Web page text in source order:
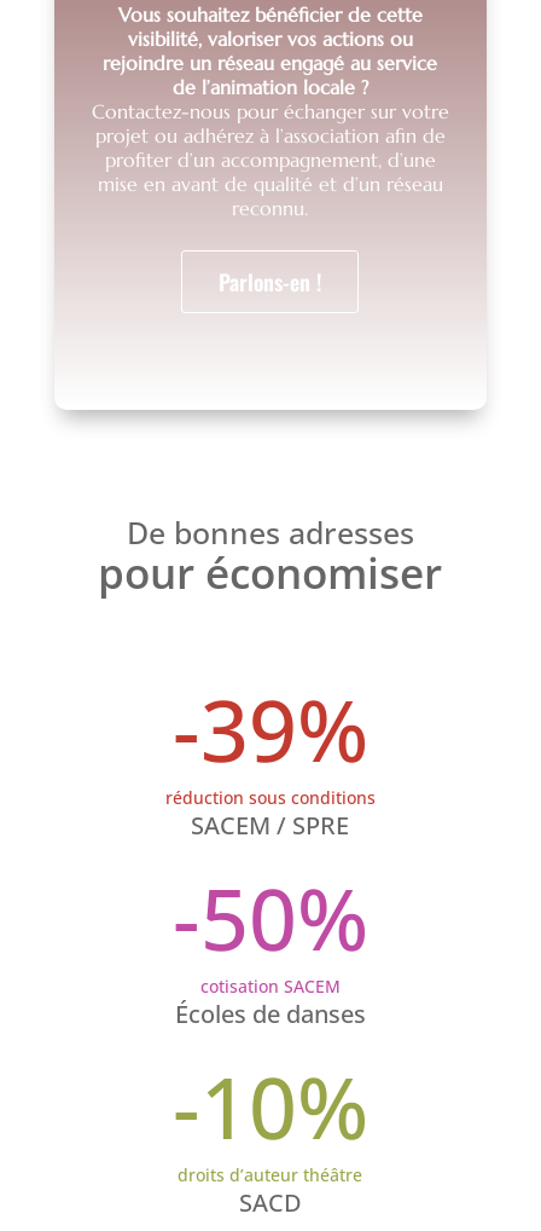
Vous souhaitez bénéficier de cette
visibilité, valoriser vos actions ou
rejoindre un réseau engagé au service
de l’animation locale ?
Contactez-nous pour échanger sur votre
projet ou adhérez à l’association afin de
profiter d’un accompagnement, d’une
mise en avant de qualité et d’un réseau
reconnu.
Parlons-en !
De bonnes adresses
pour économiser
-39%
réduction sous conditions
SACEM / SPRE
-50%
cotisation SACEM
Écoles de danses
-10%
droits d’auteur théâtre
SACD